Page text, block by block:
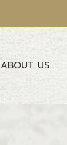
ABOUT US